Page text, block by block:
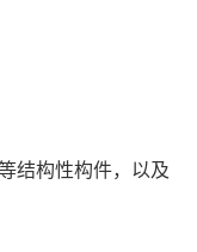
结构性构件，以及